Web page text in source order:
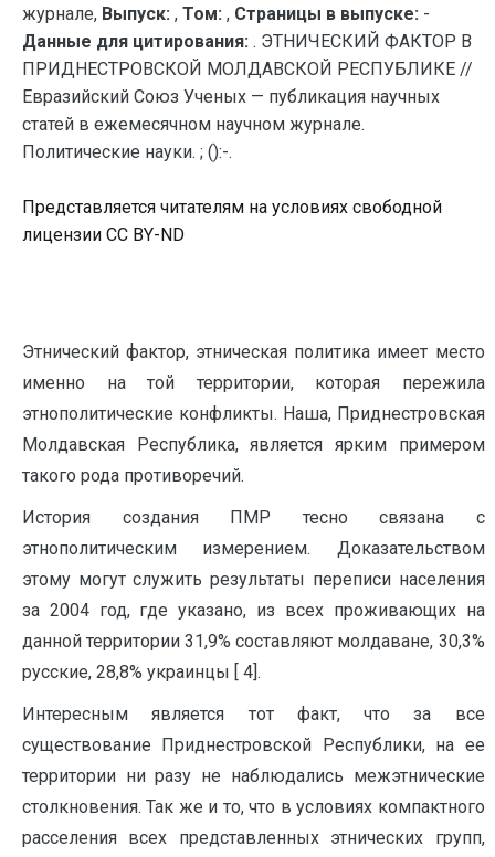
журнале, Выпуск: , Том: , Страницы в выпуске: -
Данные для цитирования: . ЭТНИЧЕСКИЙ ФАКТОР В
ПРИДНЕСТРОВСКОЙ МОЛДАВСКОЙ РЕСПУБЛИКЕ //
Евразийский Союз Ученых — публикация научных
статей в ежемесячном научном журнале.
Политические науки. ; ():-.
Представляется читателям на условиях свободной
лицензии CC BY-ND
Этнический фактор, этническая политика имеет место
именно на той территории, которая пережила
этнополитические конфликты. Наша, Приднестровская
Молдавская Республика, является ярким примером
такого рода противоречий.
История создания ПМР тесно связана с
этнополитическим измерением. Доказательством
этому могут служить результаты переписи населения
за 2004 год, где указано, из всех проживающих на
данной территории 31,9% составляют молдаване, 30,3%
русские, 28,8% украинцы [ 4].
Интересным является тот факт, что за все
существование Приднестровской Республики, на ее
территории ни разу не наблюдались межэтнические
столкновения. Так же и то, что в условиях компактного
расселения всех представленных этнических групп,